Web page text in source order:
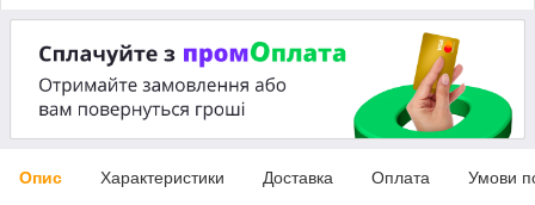
Опис Характеристики Доставка Оплата Умови